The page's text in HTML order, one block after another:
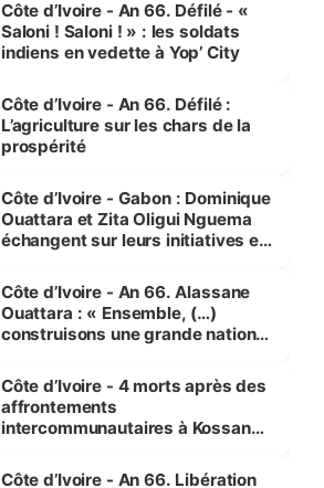
Côte d’Ivoire - An 66. Défilé - «
Saloni ! Saloni ! » : les soldats
indiens en vedette à Yop’ City
Côte d’Ivoire - An 66. Défilé :
L’agriculture sur les chars de la
prospérité
Côte d’Ivoire - Gabon : Dominique
Ouattara et Zita Oligui Nguema
échangent sur leurs initiatives en
enfants
Côte d’Ivoire - An 66. Alassane
Ouattara : « Ensemble, (…)
construisons une grande nation
générations futures »
Côte d’Ivoire - 4 morts après des
affrontements
intercommunautaires à Kossandji
milieu des sinistrés
Côte d’Ivoire - An 66. Libération